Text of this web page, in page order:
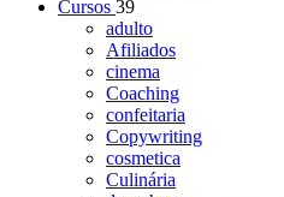
Cursos 39
adulto
Afiliados
cinema
Coaching
confeitaria
Copywriting
cosmetica
Culinária